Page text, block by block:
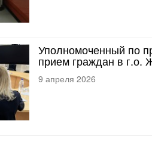
Уполномоченный по
прием граждан в г.о.
9 апреля 2026